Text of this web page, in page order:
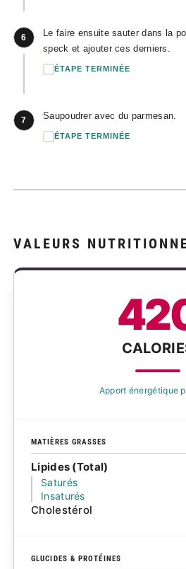
6
Le faire ensuite sauter dans la
speck et ajouter ces derniers.
ÉTAPE TERMINÉE
7 Saupoudrer avec du parmesan.
ÉTAPE TERMINÉE
VALEURS
Apport énergétique
MATIÈRES GRASSES
Lipides (Total)
Saturés
Insaturés
Cholestérol
GLUCIDES & PROTÉINES